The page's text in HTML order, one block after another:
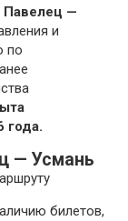
Павелец —
и
по
года.
— Усмань
билетов,